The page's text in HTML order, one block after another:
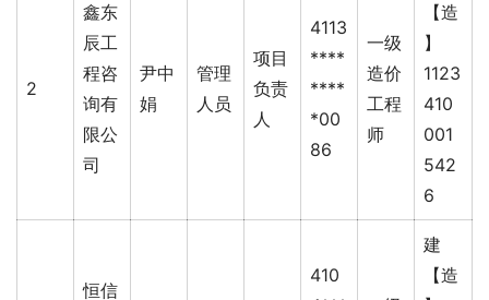
2
鑫东
辰工
程咨
询有
限公
司
尹中
娟
管理
人员
项目
负责
人
4113
****
****
*00
86
一级
造价
工程
师
【造
】
1123
410
001
542
6
恒信
410
建
【造